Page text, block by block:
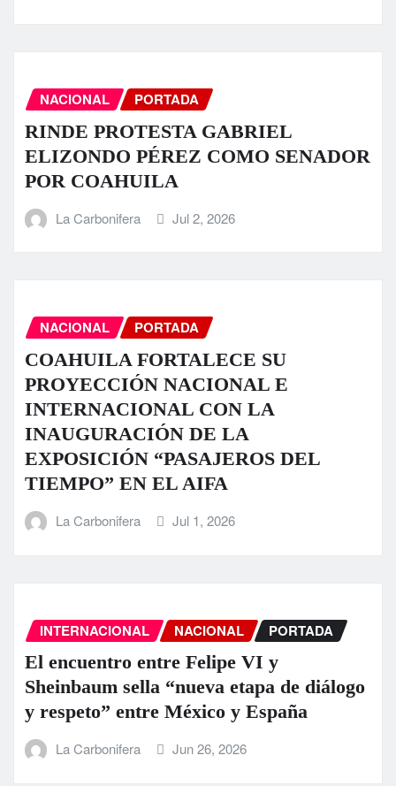
NACIONAL PORTADA
RINDE PROTESTA GABRIEL
ELIZONDO PÉREZ COMO SENADOR
POR COAHUILA
La Carbonifera Jul 2, 2026
NACIONAL PORTADA
COAHUILA FORTALECE SU
PROYECCIÓN NACIONAL E
INTERNACIONAL CON LA
INAUGURACIÓN DE LA
EXPOSICIÓN “PASAJEROS DEL
TIEMPO” EN EL AIFA
La Carbonifera Jul 1, 2026
INTERNACIONAL NACIONAL PORTADA
El encuentro entre Felipe VI y
Sheinbaum sella “nueva etapa de diálogo
y respeto” entre México y España
La Carbonifera Jun 26, 2026